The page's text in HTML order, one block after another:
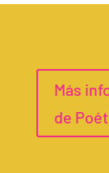
Más
de